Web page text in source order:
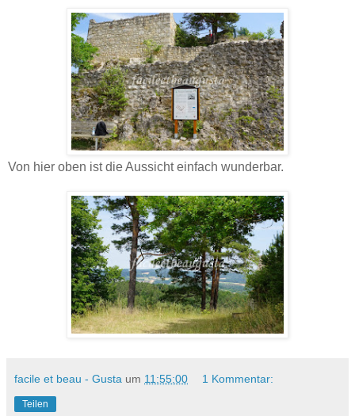
Von hier oben ist die Aussicht einfach wunderbar.
facile et beau - Gusta um 11:55:00 1 Kommentar:
Teilen